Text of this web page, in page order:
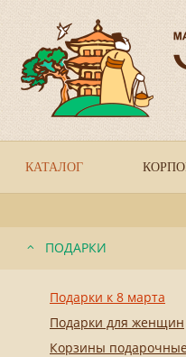
КАТАЛОГ
ПОДАРКИ
Подарки к 8 марта
Подарки для женщин
Корзины